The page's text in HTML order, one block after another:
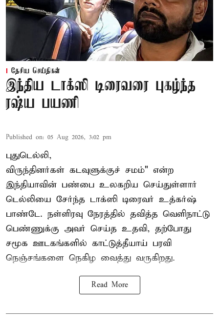
தேசிய செய்திகள்
இந்திய டாக்ஸி டிரைவரை புகழ்ந்த
ரஷ்ய பயணி
Published on: 05 Aug 2026, 3:02 pm
புதுடெல்லி,
விருந்தினர்கள் கடவுளுக்குச் சமம்" என்ற
இந்தியாவின் பண்பை உலகறிய செய்துள்ளார்
டெல்லியை சேர்ந்த டாக்ஸி டிரைவர் உத்கர்ஷ்
பாண்டே. நள்ளிரவு நேரத்தில் தவித்த வெளிநாட்டு
பெண்ணுக்கு அவர் செய்த உதவி, தற்போது
சமூக ஊடகங்களில் காட்டுத்தீயாய் பரவி
நெஞ்சங்களை நெகிழ வைத்து வருகிறது.
Read More